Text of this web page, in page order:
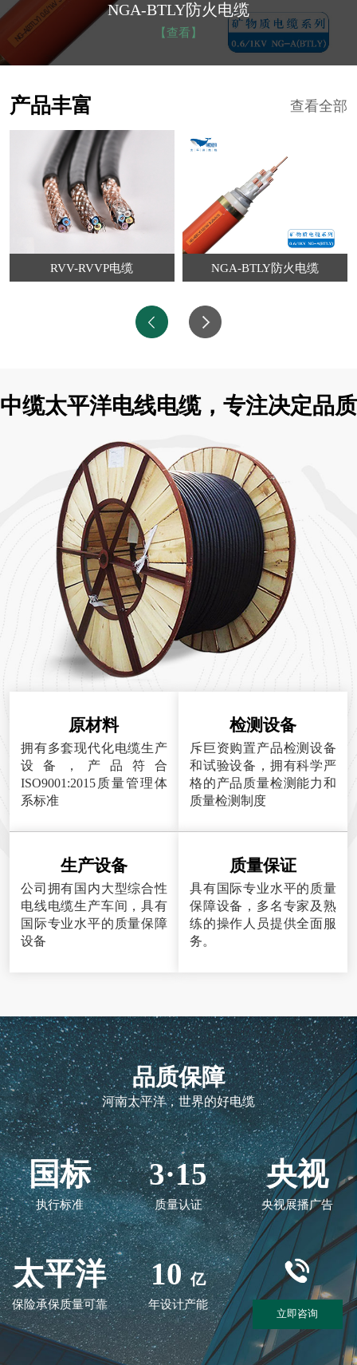
NGA-BTLY防火电缆
【查看】
查看全部
产品丰富
RVV-RVVP电缆 NGA-BTLY防火电缆
中缆太平洋电线电缆，专注决定品质
原材料
拥有多套现代化电缆生产
设备，产品符合
ISO9001:2015质量管理体
系标准
检测设备
斥巨资购置产品检测设备
和试验设备，拥有科学严
格的产品质量检测能力和
质量检测制度
生产设备
公司拥有国内大型综合性
电线电缆生产车间，具有
国际专业水平的质量保障
设备
质量保证
具有国际专业水平的质量
保障设备，多名专家及熟
练的操作人员提供全面服
务。
品质保障
河南太平洋，世界的好电缆
国标
执行标准
3·15
质量认证
央视
央视展播广告
太平洋
保险承保质量可靠
10 亿
年设计产能
立即咨询